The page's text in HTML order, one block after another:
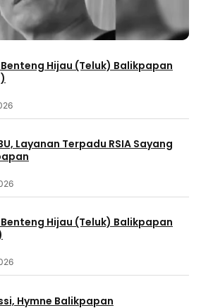
Hijau (Teluk) Balikpapan
Layanan Terpadu RSIA Sayang
Hijau (Teluk) Balikpapan
Hymne Balikpapan